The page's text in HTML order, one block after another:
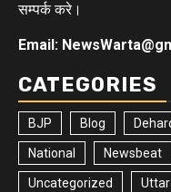
सम्पर्क करे।
Email:
CATEGORIES
BJP Blog
National Newsbeat
Uncategorized